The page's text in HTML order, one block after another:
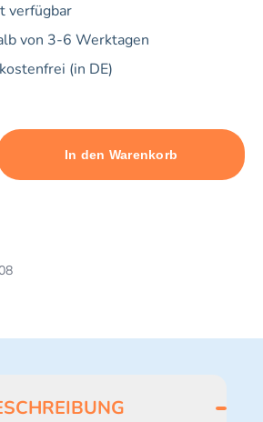
verfügbar
von 3-6 Werktagen
(in DE)
Maximum quantity: 10
In den Warenkorb